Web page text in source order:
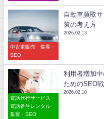
中古車販売 集客・
SEO
自動車買取
策の考え方
2026.02.13
電話代行サービス・
電話番号レンタル
集客・SEO
利用者増加
ためのSEO
2026.02.10